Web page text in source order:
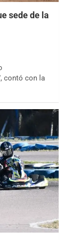
sede de la
contó con la